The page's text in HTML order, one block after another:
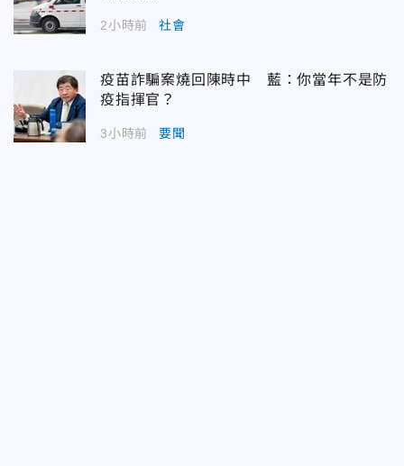
2小時前 社會
疫苗詐騙案燒回陳時中 藍：你當年不是防
疫指揮官？
3小時前 要聞